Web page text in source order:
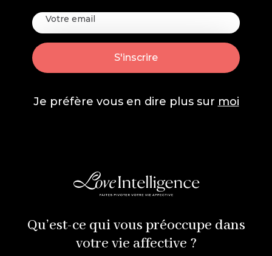
Je préfère vous en dire plus sur moi
Qu’est-ce qui vous préoccupe dans
votre vie affective ?